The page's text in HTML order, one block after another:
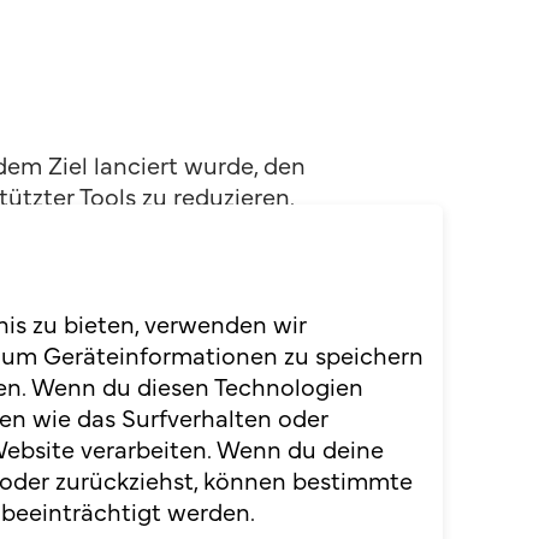
Ziel lanciert wurde, den
Tools zu reduzieren.
Branche bilden das
Fachpersonal mehr Zeit
zu bieten, verwenden wir
Geräteinformationen zu speichern
Wenn du diesen Technologien
wie das Surfverhalten oder
verarbeiten. Wenn du deine
zurückziehst, können bestimmte
werden.